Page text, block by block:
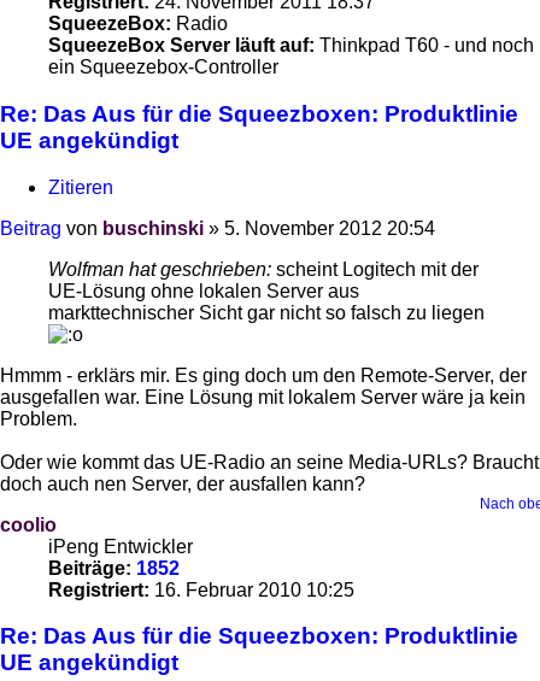
SqueezeBox: Radio
SqueezeBox Server läuft auf: Thinkpad T60 - und noch
ein Squeezebox-Controller
Re: Das Aus für die Squeezboxen: Produktlinie
UE angekündigt
Zitieren
Beitrag von buschinski » 5. November 2012 20:54
Wolfman hat geschrieben: scheint Logitech mit der
UE-Lösung ohne lokalen Server aus
markttechnischer Sicht gar nicht so falsch zu liegen
Hmmm - erklärs mir. Es ging doch um den Remote-Server, der
ausgefallen war. Eine Lösung mit lokalem Server wäre ja kein
Problem.
Oder wie kommt das UE-Radio an seine Media-URLs? Braucht
doch auch nen Server, der ausfallen kann?
Nach
coolio
iPeng Entwickler
Beiträge: 1852
Registriert: 16. Februar 2010 10:25
Re: Das Aus für die Squeezboxen: Produktlinie
UE angekündigt